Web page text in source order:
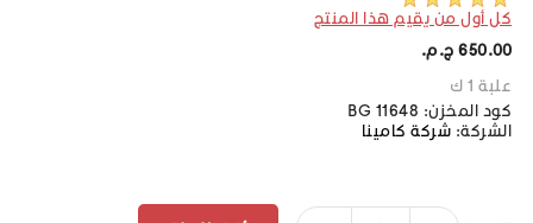
كل أول من يقيم هذا المنتج
650.00 ج.م.‏
علبة 1 ك
كود المخزن: BG 11648
الشركة: شركة كامينا